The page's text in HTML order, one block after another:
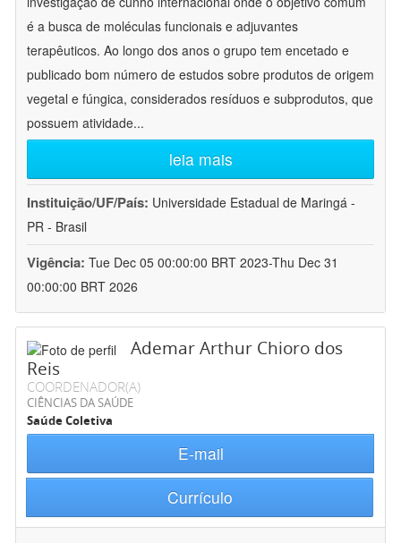
é a busca de moléculas funcionais e adjuvantes
terapêuticos. Ao longo dos anos o grupo tem encetado e
publicado bom número de estudos sobre produtos de origem
vegetal e fúngica, considerados resíduos e subprodutos, que
possuem atividade...
leia mais
Instituição/UF/País: Universidade Estadual de Maringá -
PR - Brasil
Vigência: Tue Dec 05 00:00:00 BRT 2023-Thu Dec 31
00:00:00 BRT 2026
Ademar Arthur Chioro dos
Reis
COORDENADOR(A)
CIÊNCIAS DA SAÚDE
Saúde Coletiva
E-mail
Currículo